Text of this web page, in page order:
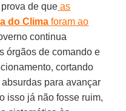
de que as
do Clima foram ao
continua
órgãos de comando e
cortando
para avançar
isso já não fosse ruim,